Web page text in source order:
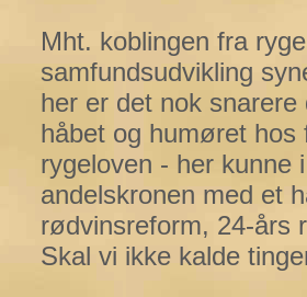
Mht. koblingen fra
samfundsudvikling
her er det nok
håbet og humøret hos
rygeloven - her
andelskronen med et
rødvinsreform, 24-års
Skal vi ikke kalde